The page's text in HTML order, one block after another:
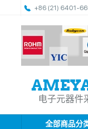
+86 (21) 6401-
电子元器件
全部商品分